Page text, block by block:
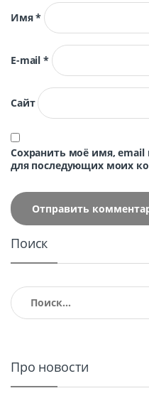
Имя*
E-mail*
Сайт
Сохранить моё имя, email
для последующих моих
Поиск
Найти:
Про новости